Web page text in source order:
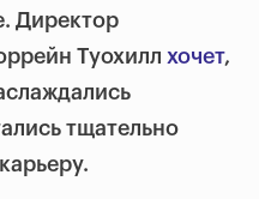
Директор
Туохилл хочет,
тщательно